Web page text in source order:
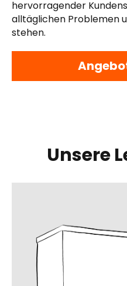
hervorragender
alltäglichen Problemen
stehen.
Unsere